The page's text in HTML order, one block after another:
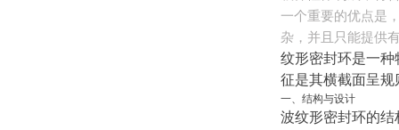
一个重要的优点是
杂，并且只能提供
纹形密封环是一
征是其横截面呈
一、结构与设计
波纹形密封环的结